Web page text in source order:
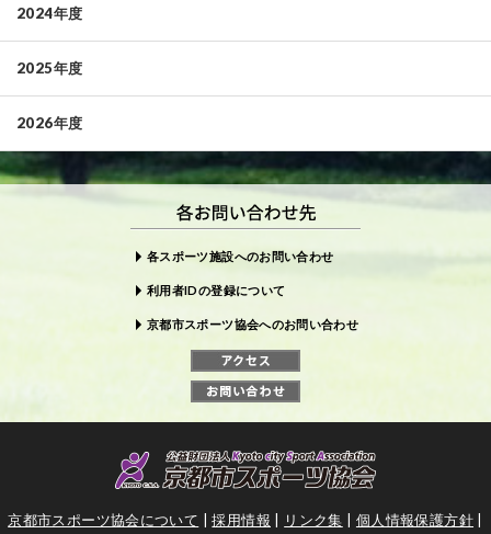
2024年度
2025年度
2026年度
各スポーツ施設へのお問い合わせ
利用者IDの登録について
京都市スポーツ協会へのお問い合わせ
京都市スポーツ協会について 採用情報 リンク集 個人情報保護方針